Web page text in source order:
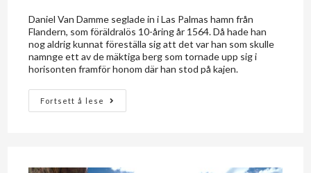
Daniel Van Damme seglade in i Las Palmas hamn från
Flandern, som föräldralös 10-åring år 1564. Då hade han
nog aldrig kunnat föreställa sig att det var han som skulle
namnge ett av de mäktiga berg som tornade upp sig i
horisonten framför honom där han stod på kajen.
Fortsett å lese